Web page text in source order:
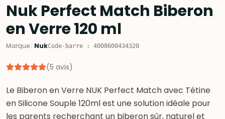
Nuk Perfect Match Biberon
en Verre 120 ml
Marque : NukCode-barre : 4008600434320
(5 avis)
Le Biberon en Verre NUK Perfect Match avec Tétine
en Silicone Souple 120ml est une solution idéale pour
les parents recherchant un biberon sûr, naturel et